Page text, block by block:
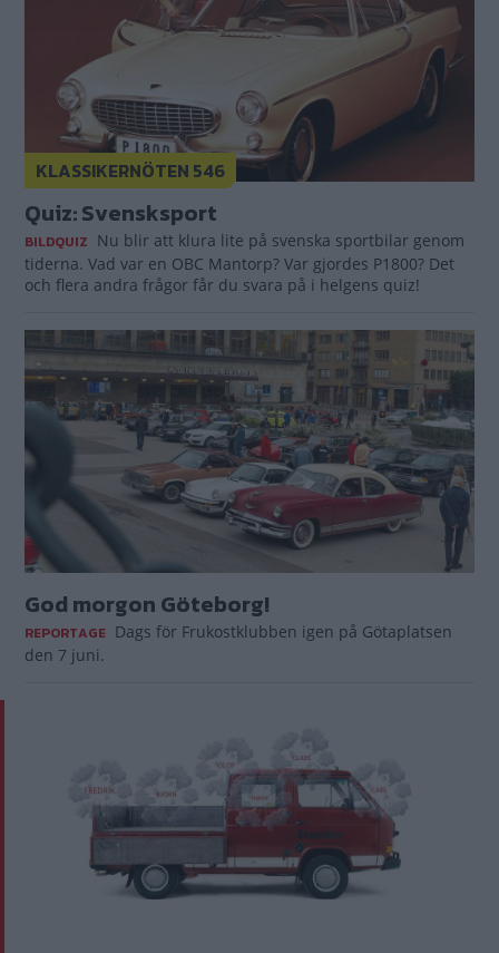
KLASSIKERNÖTEN 546
Quiz: Svensksport
BILDQUIZ Nu blir att klura lite på svenska sportbilar genom
tiderna. Vad var en OBC Mantorp? Var gjordes P1800? Det
och flera andra frågor får du svara på i helgens quiz!
God morgon Göteborg!
REPORTAGE Dags för Frukostklubben igen på Götaplatsen
den 7 juni.